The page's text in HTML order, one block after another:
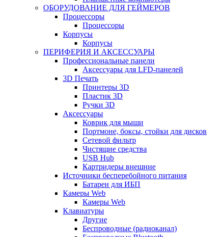
ОБОРУДОВАНИЕ ДЛЯ ГЕЙМЕРОВ
Процессоры
Процессоры
Корпусы
Корпусы
ПЕРИФЕРИЯ И АКСЕССУАРЫ
Профессиональные панели
Аксессуары для LFD-панелей
3D Печать
Принтеры 3D
Пластик 3D
Ручки 3D
Аксессуары
Коврик для мыши
Портмоне, боксы, стойки для дисков
Сетевой фильтр
Чистящие средства
USB Hub
Картридеры внешние
Источники бесперебойного питания
Батареи для ИБП
Камеры Web
Камеры Web
Клавиатуры
Другие
Беспроводные (радиоканал)